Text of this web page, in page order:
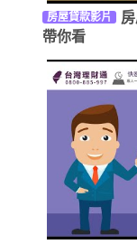
房屋貸款影片
帶你看